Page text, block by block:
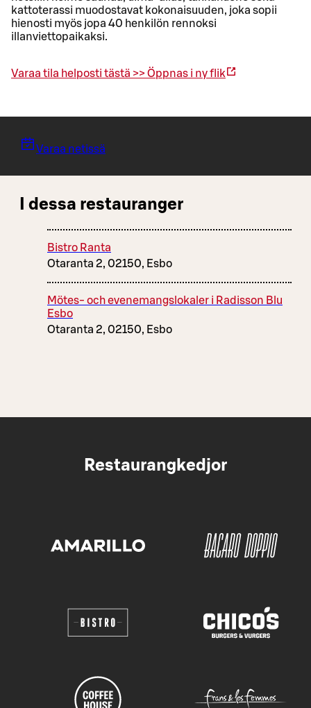
kattoterassi muodostavat kokonaisuuden, joka sopii
hienosti myös jopa 40 henkilön rennoksi
illanviettopaikaksi.
Varaa tila helposti tästä >>Öppnas i ny flik
Varaa netissä
I dessa restauranger
Bistro Ranta
Otaranta 2, 02150, Esbo
Mötes- och evenemangslokaler i Radisson Blu
Esbo
Otaranta 2, 02150, Esbo
Restaurangkedjor